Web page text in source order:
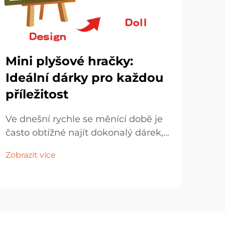
Mini plyšové hračky:
Ideální dárky pro každou
příležitost
Ve dnešní rychle se měnící době je
často obtížné najít dokonalý dárek,
dostupnou cenu a univerzální
Zobrazit více